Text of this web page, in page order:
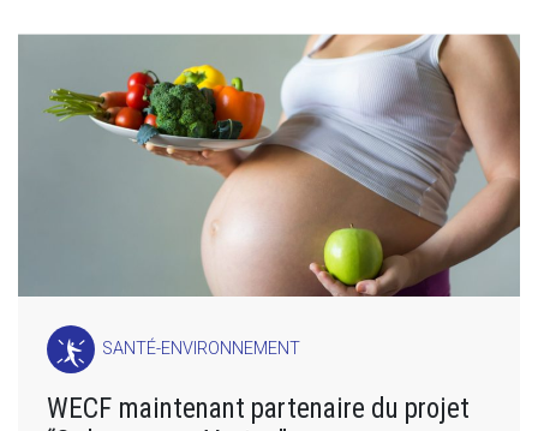
SANTÉ-ENVIRONNEMENT
WECF maintenant partenaire du projet